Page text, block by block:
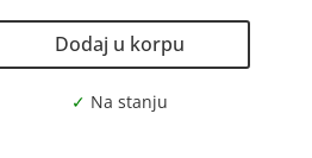
Dodaj u korpu